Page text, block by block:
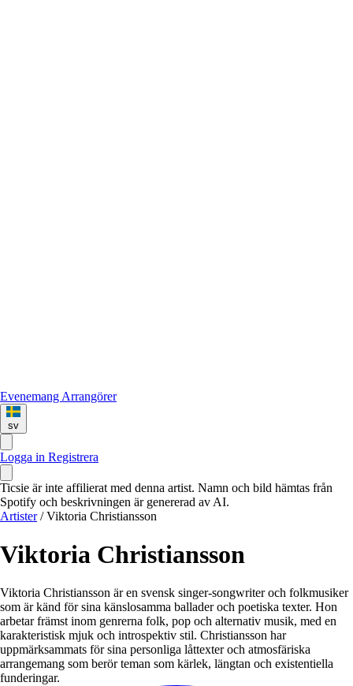
Evenemang Arrangörer
sv
Logga in Registrera
Ticsie är inte affilierat med denna artist. Namn och bild hämtas från
Spotify och beskrivningen är genererad av AI.
Artister / Viktoria Christiansson
Viktoria Christiansson
Viktoria Christiansson är en svensk singer-songwriter och folkmusiker
som är känd för sina känslosamma ballader och poetiska texter. Hon
arbetar främst inom genrerna folk, pop och alternativ musik, med en
karakteristisk mjuk och introspektiv stil. Christiansson har
uppmärksammats för sina personliga låttexter och atmosfäriska
arrangemang som berör teman som kärlek, längtan och existentiella
funderingar.